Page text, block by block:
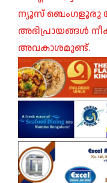
ന്യൂസ് ബെംഗളൂരു
അഭിപ്രായങ്ങൾ
അവകാശമുണ്ട്.